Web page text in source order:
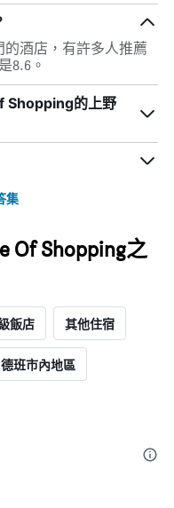
酒店，有許多人推薦
8.6。
Shopping的上野
集
Of Shopping之
飯店 其他住宿
德班市內地區